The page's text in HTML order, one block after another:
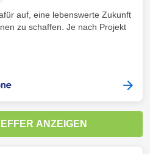
auf, eine lebenswerte Zukunft
zu schaffen. Je nach Projekt
ANZEIGEN